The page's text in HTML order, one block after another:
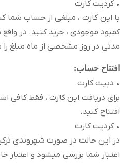
• کردیت کارت
با این کارت ، مبلغی از حساب شما
کمبود موجودی ، خرید کنید. در
مدتی در روز مشخصی از ماه مبلغ را
افتتاح حساب:
• دبیت کارت
برای دریافت این کارت ، فقط کافی
افتتاح کنید.
• کردیت کارت
در این حالت در صورت شهروندی
اعتبار شما بررسی میشود و